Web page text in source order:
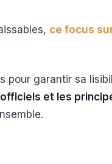
ce focus
garantir sa
et les